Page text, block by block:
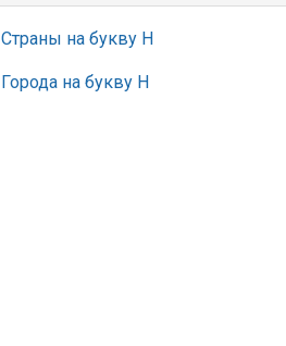
Страны на букву Н
Города на букву Н